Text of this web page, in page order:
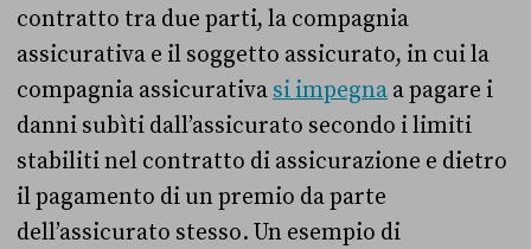
contratto tra due parti, la compagnia
assicurativa e il soggetto assicurato, in cui la
compagnia assicurativa si impegna a pagare i
danni subìti dall’assicurato secondo i limiti
stabiliti nel contratto di assicurazione e dietro
il pagamento di un premio da parte
dell’assicurato stesso. Un esempio di